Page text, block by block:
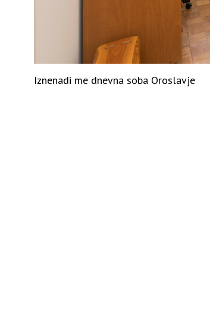
Iznenadi me dnevna soba Oroslavje